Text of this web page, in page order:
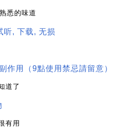
悉的味道
听, 下载, 无损
作用（9點使用禁忌請留意）
道了
有用